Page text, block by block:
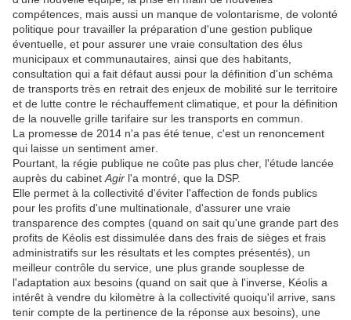
compétences, mais aussi un manque de volontarisme, de volonté
politique pour travailler la préparation d'une gestion publique
éventuelle, et pour assurer une vraie consultation des élus
municipaux et communautaires, ainsi que des habitants,
consultation qui a fait défaut aussi pour la définition d'un schéma
de transports très en retrait des enjeux de mobilité sur le territoire
et de lutte contre le réchauffement climatique, et pour la définition
de la nouvelle grille tarifaire sur les transports en commun.
La promesse de 2014 n'a pas été tenue, c'est un renoncement
qui laisse un sentiment amer.
Pourtant, la régie publique ne coûte pas plus cher, l'étude lancée
auprès du cabinet Agir l'a montré, que la DSP.
Elle permet à la collectivité d'éviter l'affection de fonds publics
pour les profits d'une multinationale, d'assurer une vraie
transparence des comptes (quand on sait qu'une grande part des
profits de Kéolis est dissimulée dans des frais de sièges et frais
administratifs sur les résultats et les comptes présentés), un
meilleur contrôle du service, une plus grande souplesse de
l'adaptation aux besoins (quand on sait que à l'inverse, Kéolis a
intérêt à vendre du kilomètre à la collectivité quoiqu'il arrive, sans
tenir compte de la pertinence de la réponse aux besoins), une